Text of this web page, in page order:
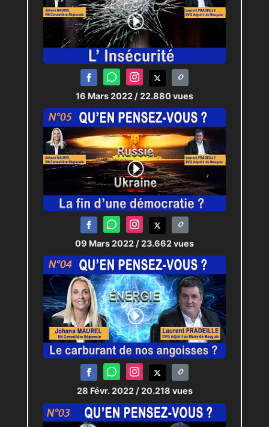
16 Mars 2022 / 22.880 vues
09 Mars 2022 / 23.662 vues
28 Févr. 2022 / 20.218 vues